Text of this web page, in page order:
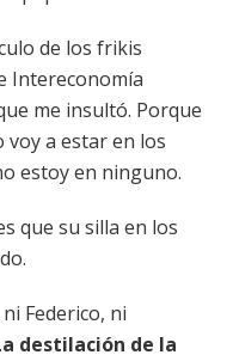
de los frikis
Intereconomía
me insultó. Porque
a estar en los
estoy en ninguno.
que su silla en los
Federico, ni
destilación de la